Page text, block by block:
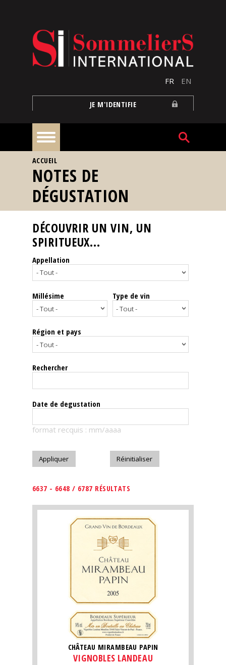
FR EN
JE M'IDENTIFIE
À
la
une
Reportages
Nos
Spiritueux
Notes
dégustation
Le
magazine
Télécharger
VOUS ÊTES ICI
ACCUEIL
NOTES DE
DÉGUSTATION
DÉCOUVRIR UN VIN, UN
SPIRITUEUX...
Appellation
Millésime Type de vin
Région et pays
Rechercher
Date de degustation
format recquis : mm/aaaa
6637 - 6648 / 6787 RÉSULTATS
CHÂTEAU MIRAMBEAU PAPIN
VIGNOBLES LANDEAU